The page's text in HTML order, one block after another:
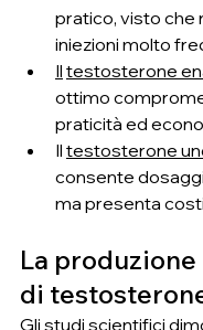
pratico, visto che
iniezioni molto
Il testosterone
ottimo
praticità ed
Il testosterone
consente
ma presenta
La
di
Gli studi scientifici